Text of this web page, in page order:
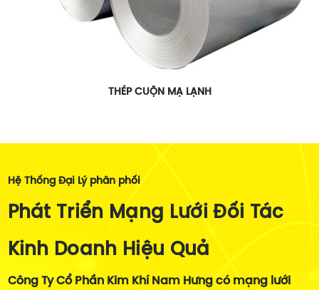
THÉP CUỘN MẠ LẠNH
Hệ Thống Đại Lý phân phối
Phát Triển Mạng Lưới Đối Tác
Kinh Doanh Hiệu Quả
Công Ty Cổ Phần Kim Khí Nam Hưng có mạng lưới